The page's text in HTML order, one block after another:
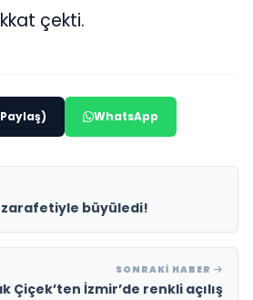
çekti.
WhatsApp
zarafetiyle büyüledi!
SONRAKI HABER
Çiçek’ten İzmir’de renkli açılış